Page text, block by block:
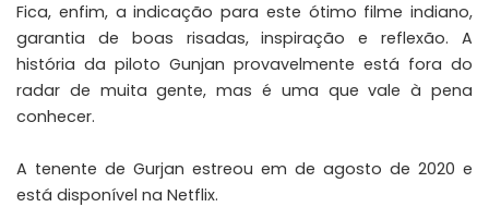
Fica, enfim, a indicação para este ótimo filme indiano,
garantia de boas risadas, inspiração e reflexão. A
história da piloto Gunjan provavelmente está fora do
radar de muita gente, mas é uma que vale à pena
conhecer.
A tenente de Gurjan estreou em de agosto de 2020 e
está disponível na Netflix.